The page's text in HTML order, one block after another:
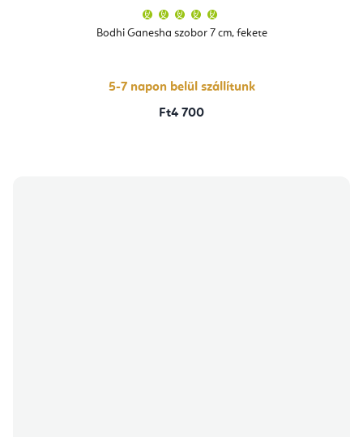
Bodhi Ganesha szobor 7 cm, fekete
átlagos
értékelése
csillag.
5-7 napon belül szállítunk
Ft4 700